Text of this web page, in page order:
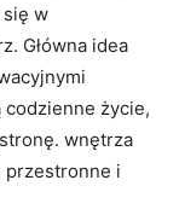
w
Główna⁣ idea
codzienne życie,
wnętrza
przestronne i